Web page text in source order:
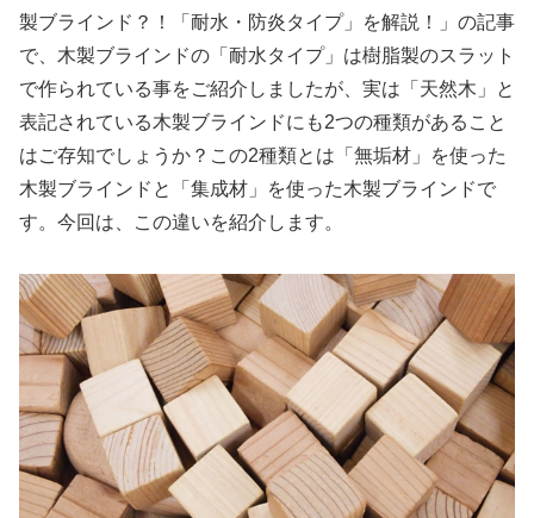
製ブラインド？！「耐水・防炎タイプ」を解説！
」の記事
で、木製ブラインドの「耐水タイプ」は樹脂製のスラット
で作られている事をご紹介しましたが、実は「天然木」と
表記されている木製ブラインドにも2つの種類があること
はご存知でしょうか？この2種類とは「無垢材」を使った
木製ブラインドと「集成材」を使った木製ブラインドで
す。今回は、この違いを紹介します。